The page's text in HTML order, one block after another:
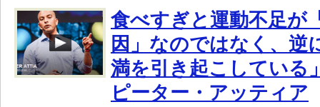
食べすぎと運動不足が
因」なのではなく、逆
満を引き起こしている
ピーター・アッティア